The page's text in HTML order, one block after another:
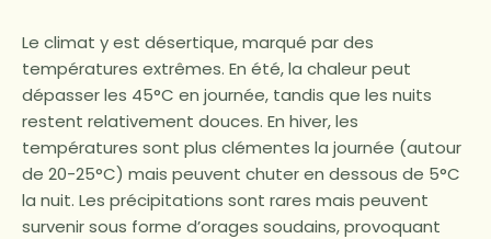
Le climat y est désertique, marqué par des
températures extrêmes. En été, la chaleur peut
dépasser les 45°C en journée, tandis que les nuits
restent relativement douces. En hiver, les
températures sont plus clémentes la journée (autour
de 20-25°C) mais peuvent chuter en dessous de 5°C
la nuit. Les précipitations sont rares mais peuvent
survenir sous forme d’orages soudains, provoquant